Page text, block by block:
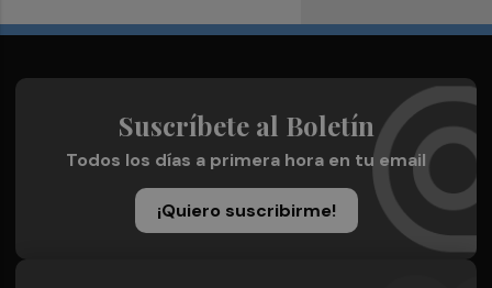
Suscríbete al Boletín
Todos los días a primera hora en tu email
¡Quiero suscribirme!